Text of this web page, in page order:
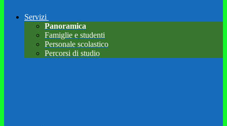
Servizi
Panoramica
Famiglie e studenti
Personale scolastico
Percorsi di studio